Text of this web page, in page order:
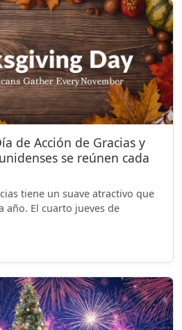
de Acción de Gracias y
se reúnen cada
tiene un suave atractivo que
año. El cuarto jueves de